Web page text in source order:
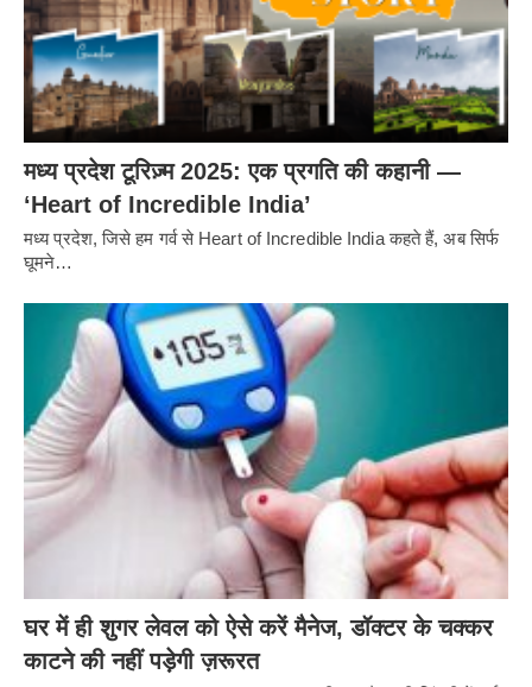
मध्य प्रदेश टूरिज़्म 2025: एक प्रगति की कहानी —
‘Heart of Incredible India’
मध्य प्रदेश, जिसे हम गर्व से Heart of Incredible India कहते हैं, अब सिर्फ
घूमने…
घर में ही शुगर लेवल को ऐसे करें मैनेज, डॉक्टर के चक्कर
काटने की नहीं पड़ेगी ज़रूरत